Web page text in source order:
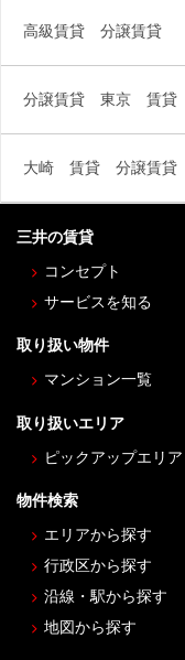
高級賃貸 分譲賃貸
分譲賃貸 東京 賃貸
大崎 賃貸 分譲賃貸
三井の賃貸
コンセプト
サービスを知る
取り扱い物件
マンション一覧
取り扱いエリア
ピックアップエリア
物件検索
エリアから探す
行政区から探す
沿線・駅から探す
地図から探す